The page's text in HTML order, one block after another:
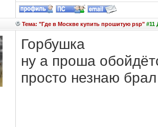
Тема: "Где в Москве купить прошитую psp"#11
Горбушка
ну а проша
просто незнаю